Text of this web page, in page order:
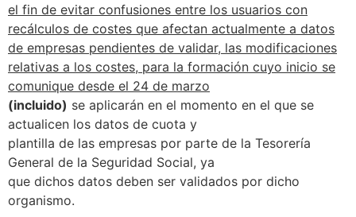
el fin de evitar confusiones entre los usuarios con
recálculos de costes que afectan actualmente a datos
de empresas pendientes de validar, las modificaciones
relativas a los costes, para la formación cuyo inicio se
comunique desde el 24 de marzo
(incluido) se aplicarán en el momento en el que se
actualicen los datos de cuota y
plantilla de las empresas por parte de la Tesorería
General de la Seguridad Social, ya
que dichos datos deben ser validados por dicho
organismo.